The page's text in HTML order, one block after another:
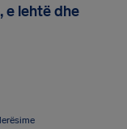
e lehtë dhe